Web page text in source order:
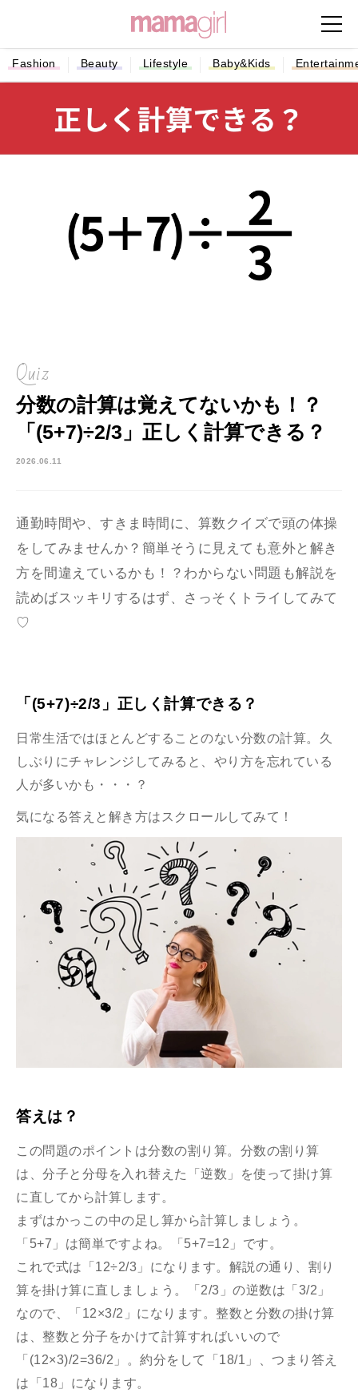
Fashion Beauty Lifestyle Baby&Kids
Quiz
分数の計算は覚えてないかも！？
「(5+7)÷2/3」正しく計算できる？
2026.06.11
通勤時間や、すきま時間に、算数クイズで頭の体操
をしてみませんか？簡単そうに見えても意外と解き
方を間違えているかも！？わからない問題も解説を
読めばスッキリするはず、さっそくトライしてみて
♡
「(5+7)÷2/3」正しく計算できる？
日常生活ではほとんどすることのない分数の計算。久
しぶりにチャレンジしてみると、やり方を忘れている
人が多いかも・・・？
気になる答えと解き方はスクロールしてみて！
答えは？
この問題のポイントは分数の割り算。分数の割り算
は、分子と分母を入れ替えた「逆数」を使って掛け算
に直してから計算します。
まずはかっこの中の足し算から計算しましょう。
「5+7」は簡単ですよね。「5+7=12」です。
これで式は「12÷2/3」になります。解説の通り、割り
算を掛け算に直しましょう。「2/3」の逆数は「3/2」
なので、「12×3/2」になります。整数と分数の掛け算
は、整数と分子をかけて計算すればいいので
「(12×3)/2=36/2」。約分をして「18/1」、つまり答え
は「18」になります。